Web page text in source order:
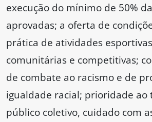
execução do mínimo de 50%
aprovadas; a oferta de
prática de atividades
comunitárias e competitivas;
de combate ao racismo e de
igualdade racial; prioridade ao
público coletivo, cuidado com